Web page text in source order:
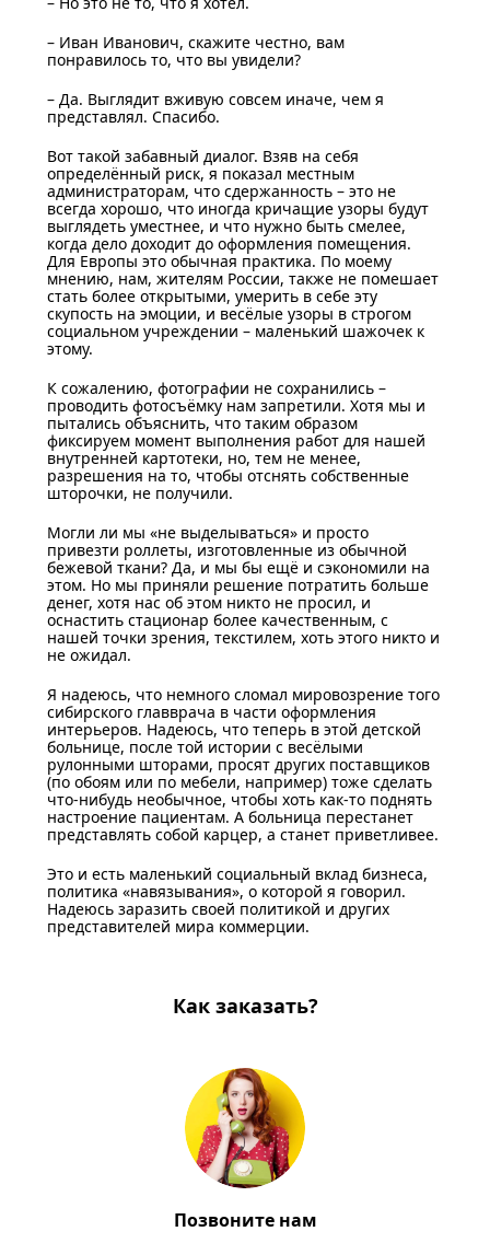
– Иван Иванович, скажите честно, вам
понравилось то, что вы увидели?
– Да. Выглядит вживую совсем иначе, чем я
представлял. Спасибо.
Вот такой забавный диалог. Взяв на себя
определённый риск, я показал местным
администраторам, что сдержанность – это не
всегда хорошо, что иногда кричащие узоры будут
выглядеть уместнее, и что нужно быть смелее,
когда дело доходит до оформления помещения.
Для Европы это обычная практика. По моему
мнению, нам, жителям России, также не помешает
стать более открытыми, умерить в себе эту
скупость на эмоции, и весёлые узоры в строгом
социальном учреждении – маленький шажочек к
этому.
К сожалению, фотографии не сохранились –
проводить фотосъёмку нам запретили. Хотя мы и
пытались объяснить, что таким образом
фиксируем момент выполнения работ для нашей
внутренней картотеки, но, тем не менее,
разрешения на то, чтобы отснять собственные
шторочки, не получили.
Могли ли мы «не выделываться» и просто
привезти роллеты, изготовленные из обычной
бежевой ткани? Да, и мы бы ещё и сэкономили на
этом. Но мы приняли решение потратить больше
денег, хотя нас об этом никто не просил, и
оснастить стационар более качественным, с
нашей точки зрения, текстилем, хоть этого никто и
не ожидал.
Я надеюсь, что немного сломал мировозрение того
сибирского главврача в части оформления
интерьеров. Надеюсь, что теперь в этой детской
больнице, после той истории с весёлыми
рулонными шторами, просят других поставщиков
(по обоям или по мебели, например) тоже сделать
что-нибудь необычное, чтобы хоть как-то поднять
настроение пациентам. А больница перестанет
представлять собой карцер, а станет приветливее.
Это и есть маленький социальный вклад бизнеса,
политика «навязывания», о которой я говорил.
Надеюсь заразить своей политикой и других
представителей мира коммерции.
Как заказать?
Позвоните нам